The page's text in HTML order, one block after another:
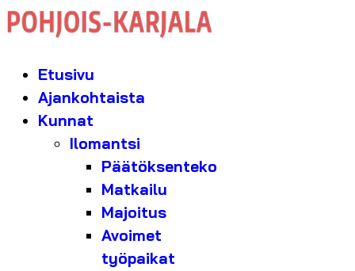
Etusivu
Ajankohtaista
Kunnat
Ilomantsi
Päätöksenteko
Matkailu
Majoitus
Avoimet
työpaikat